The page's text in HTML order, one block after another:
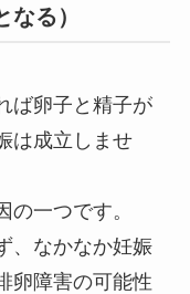
る）
ば卵子と精子が
は成立しませ
一つです。
、なかなか妊娠
卵障害の可能性